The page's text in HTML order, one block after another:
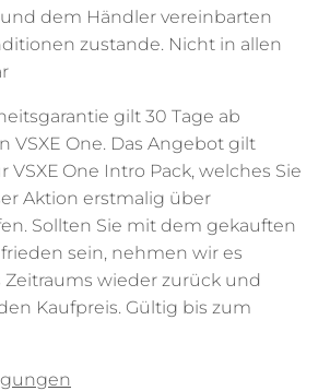
dem Händler vereinbarten
zustande. Nicht in allen
gilt 30 Tage ab
VSXE One. Das Angebot gilt
VSXE One Intro Pack, welches Sie
Aktion erstmalig über
Sollten Sie mit dem gekauften
sein, nehmen wir es
wieder zurück und
Kaufpreis. Gültig bis zum